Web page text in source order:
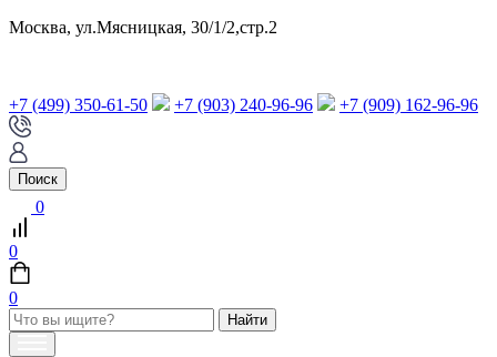
Москва, ул.Мясницкая, 30/1/2,стр.2
+7 (499) 350-61-50 +7 (903) 240-96-96 +7 (909) 162-96-96
Поиск
0
0
0